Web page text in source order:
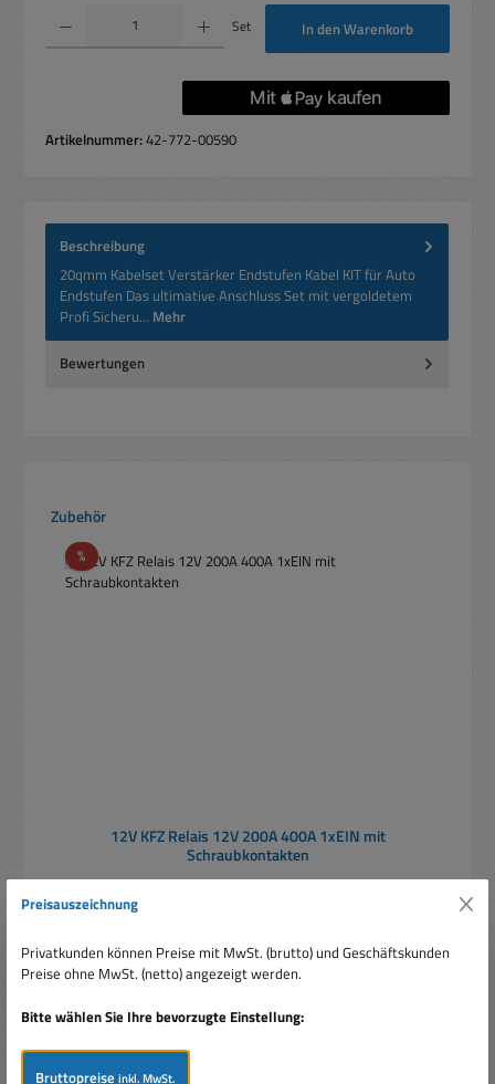
Produkt Anzahl: Gib den gewünschten Wert ein oder benutze die Schaltflächen um
Set In den Warenkorb
Artikelnummer:42-772-00590
Beschreibung
20qmm Kabelset Verstärker Endstufen Kabel KIT für Auto
Endstufen Das ultimative Anschluss Set mit vergoldetem
Profi Sicheru… Mehr
Bewertungen
Produktgalerie überspringen
Zubehör
%Rabatt
12V KFZ Relais 12V 200A 400A 1xEIN mit
Schraubkontakten
Verkaufspreis:
74,95 € Regulärer Preis:
Preise inkl. MwSt. zzgl. Versandkosten
Preisauszeichnung
Privatkunden können Preise mit MwSt. (brutto) und Geschäftskunden
Preise ohne MwSt. (netto) angezeigt werden.
Bitte wählen Sie Ihre bevorzugte Einstellung:
Bruttopreiseinkl. MwSt.